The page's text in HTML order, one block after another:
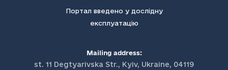
Портал введено у дослідну
експлуатацію
Mailing address:
st. 11 Degtyarivska Str., Kyiv, Ukraine, 04119